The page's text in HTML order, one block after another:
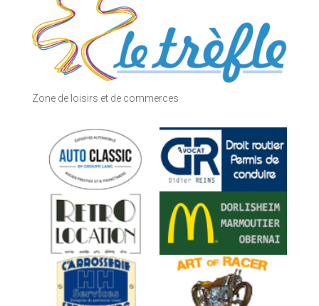
Zone de loisirs et de commerces